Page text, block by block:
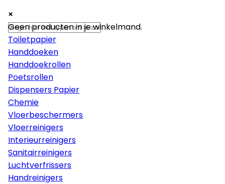
×
Papier
Toiletpapier
Handdoeken
Handdoekrollen
Poetsrollen
Dispensers Papier
Chemie
Vloerbeschermers
Vloerreinigers
Interieurreinigers
Sanitairreinigers
Luchtverfrissers
Handreinigers
×
×
Geen producten in je winkelmand.